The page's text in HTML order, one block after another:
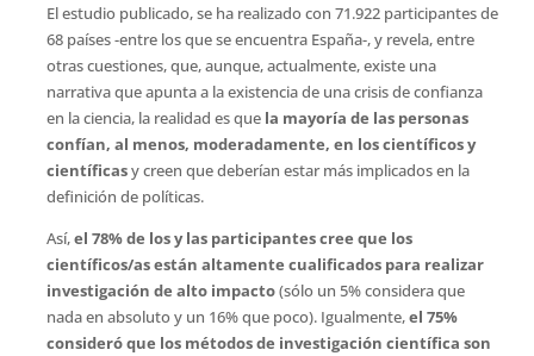
El estudio publicado, se ha realizado con 71.922 participantes de
68 países -entre los que se encuentra España-, y revela, entre
otras cuestiones, que, aunque, actualmente, existe una
narrativa que apunta a la existencia de una crisis de confianza
en la ciencia, la realidad es que la mayoría de las personas
confían, al menos, moderadamente, en los científicos y
científicasy creen que deberían estar más implicados en la
definición de políticas.
Así,el 78% de los y las participantes cree que los
científicos/as están altamente cualificados para realizar
investigación de alto impacto(sólo un 5% considera que
nada en absoluto y un 16% que poco). Igualmente,el 75%
consideró que los métodos de investigación científica son